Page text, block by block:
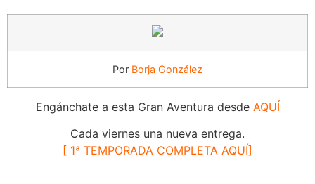
Por Borja González
Engánchate a esta Gran Aventura desde AQUÍ
Cada viernes una nueva entrega.
[ 1ª TEMPORADA COMPLETA AQUÍ]